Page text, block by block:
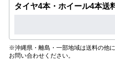
タイヤ4本・ホイール4本送
※沖縄県・離島・一部地域は送料の他
お問い合わせください。